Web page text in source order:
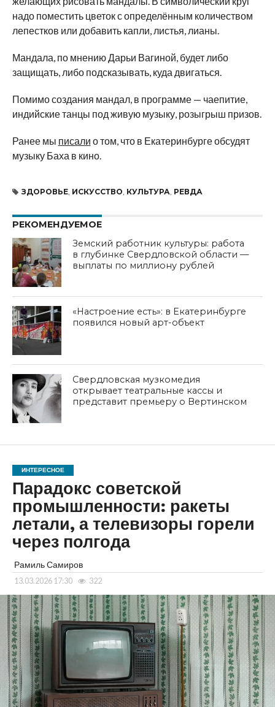
надо поместить цветок сопределённым количеством
лепестков или добавить капли, листья, лианы.
Мандала, по мнению Дарьи Вагиной, будет либо
защищать, либо подсказывать, куда двигаться.
Помимо создания мандал, в программе — чаепитие,
индийские танцы под живую музыку, розыгрыш призов.
Ранее мы писали о том, что в Екатеринбурге обсудят
музыку Баха в кино.
ЗДОРОВЬЕ, ИСКУССТВО КУЛЬТУРА РЕВДА
РЕКОМЕНДУЕМОЕ
Земский работник культуры: работа
в глубинке Свердловской области —
выплаты по миллиону рублей
«Настроение есть»: в Екатеринбурге
появился новый арт-объект
Свердловская музкомедия
открывает театральные кассы и
представит премьеру о Вертинском
ИНТЕРЕСНОЕ
Парадокс советской
промышленности: ракеты
летали, а телевизоры горели
через полгода
Рамиль Самиров
13.03.2026 17:30 322